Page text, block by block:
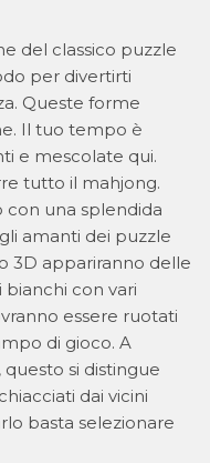
del classico puzzle
per divertirti
Queste forme
Il tuo tempo è
e mescolate qui.
tutto il mahjong.
con una splendida
amanti dei puzzle
3D appariranno delle
con vari
essere ruotati
di gioco. A
si distingue
dai vicini
basta selezionare